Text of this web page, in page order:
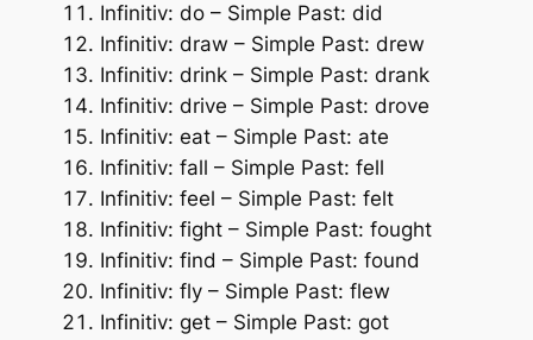
Infinitiv: do – Simple Past: did
Infinitiv: draw – Simple Past: drew
Infinitiv: drink – Simple Past: drank
Infinitiv: drive – Simple Past: drove
Infinitiv: eat – Simple Past: ate
Infinitiv: fall – Simple Past: fell
Infinitiv: feel – Simple Past: felt
Infinitiv: fight – Simple Past: fought
Infinitiv: find – Simple Past: found
Infinitiv: fly – Simple Past: flew
Infinitiv: get – Simple Past: got